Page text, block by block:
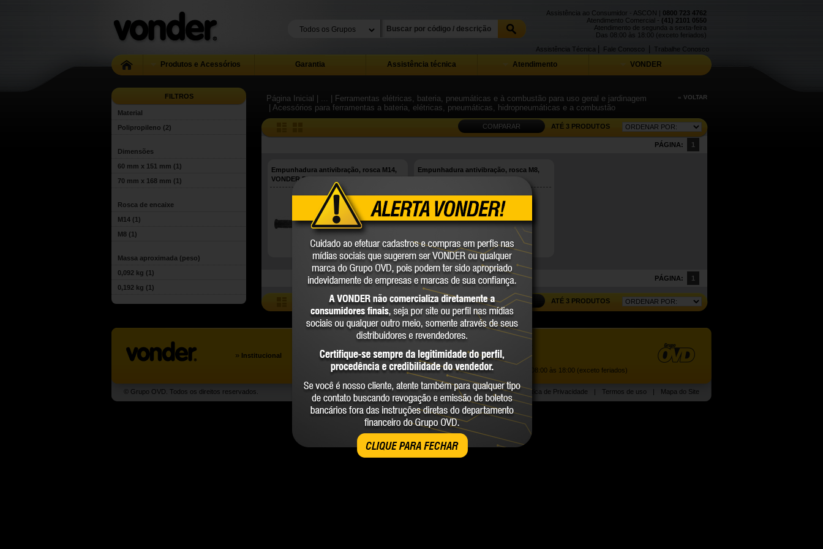
CLIQUE PARA FECHAR
Assistência ao Consumidor - ASCON | 0800 723 4762
Atendimento Comercial - (41) 2101 0550
Atendimento de segunda a sexta-feira
Das 08:00 às 18:00 (exceto feriados)
Trabalhe Conosco
Fale Conosco
Assistência Técnica
Produtos e Acessórios Garantia Assistência técnica Atendimento VONDER
FILTROS
Material
Polipropileno (2)
Dimensões
60 mm x 151 mm (1)
70 mm x 168 mm (1)
Rosca de encaixe
M14 (1)
M8 (1)
Massa aproximada (peso)
0,092 kg (1)
0,192 kg (1)
Página Inicial | ...
| Ferramentas elétricas, bateria, pneumáticas e à combustão para uso geral e jardinagem
| Acessórios para ferramentas a bateria, elétricas, pneumáticas, hidropneumáticas e a combustão
« VOLTAR
COMPARAR ATÉ 3 PRODUTOS
PÁGINA: 1
Empunhadura antivibração, rosca M14,
VONDER PLUS
93.03.014.000
VONDER
Empunhadura antivibração, rosca M8,
93.03.008.000
VONDER
PÁGINA: 1
COMPARAR ATÉ 3 PRODUTOS
» Institucional Trabalhe Conosco
Atendimento Comercial: |(41) 2101 0550
Atendimento de segunda a sexta-feira, das 08:00 às 18:00 (exceto feriados)
© Grupo OVD. Todos os direitos reservados. Política de Privacidade | Termos de uso | Mapa do Site